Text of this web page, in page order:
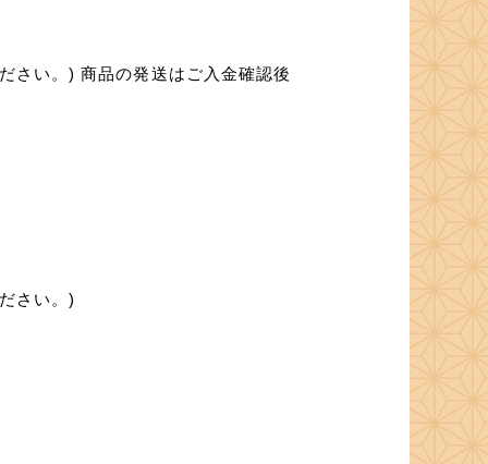
さい。) 商品の発送はご入金確認後
さい。)